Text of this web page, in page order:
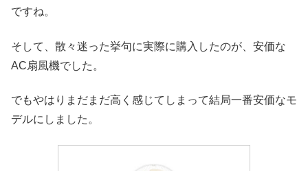
ですね。
そして、散々迷った挙句に実際に購入したのが、安価な
AC扇風機でした。
でもやはりまだまだ高く感じてしまって結局一番安価なモ
デルにしました。